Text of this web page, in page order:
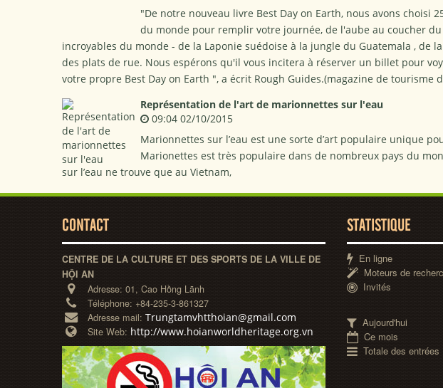
"De notre nouveau livre Best Day on Earth, nous avons choisi
du monde pour remplir votre journée, de l'aube au coucher
incroyables du monde - de la Laponie suédoise à la jungle du Guatemala , de
des plats de rue. Nous espérons qu'il vous incitera à réserver un billet pour
votre propre Best Day on Earth ", a écrit Rough Guides.(magazine de tourisme
Représentation de l'art de marionnettes sur l'eau
09:04 02/10/2015
Marionnettes sur l’eau est une sorte d’art populaire unique
Marionettes est très populaire dans de nombreux pays du
sur l’eau ne trouve que au Vietnam,
CONTACT
CENTRE DE LA CULTURE ET DES SPORTS DE LA VILLE DE
HỘI AN
Adresse: 01, Cao Hồng Lãnh
Téléphone: +84-235-3-861327
Adresse mail: Trungtamvhtthoian@gmail.com
Site Web: http://www.hoianworldheritage.org.vn
STATISTIQUE
En ligne
Moteurs de
Invités
Aujourd'hui
Ce mois
Totale des entrées